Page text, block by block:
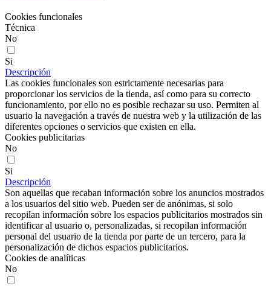
Cookies funcionales
Técnica
No
Si
Descripción
Las cookies funcionales son estrictamente necesarias para
proporcionar los servicios de la tienda, así como para su correcto
funcionamiento, por ello no es posible rechazar su uso. Permiten al
usuario la navegación a través de nuestra web y la utilización de las
diferentes opciones o servicios que existen en ella.
Cookies publicitarias
No
Si
Descripción
Son aquellas que recaban información sobre los anuncios mostrados
a los usuarios del sitio web. Pueden ser de anónimas, si solo
recopilan información sobre los espacios publicitarios mostrados sin
identificar al usuario o, personalizadas, si recopilan información
personal del usuario de la tienda por parte de un tercero, para la
personalización de dichos espacios publicitarios.
Cookies de analíticas
No